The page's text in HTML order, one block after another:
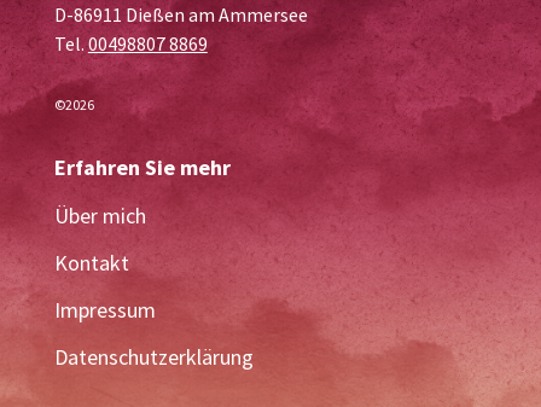
D-86911 Dießen am Ammersee
Tel.00498807 8869
©2026
Erfahren Sie mehr
Über mich
Kontakt
Impressum
Datenschutzerklärung